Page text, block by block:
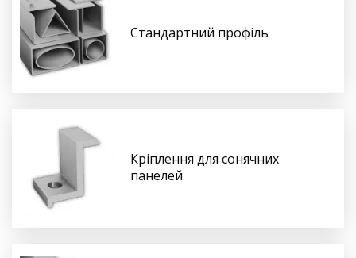
Стандартний профіль
Кріплення для сонячних
панелей